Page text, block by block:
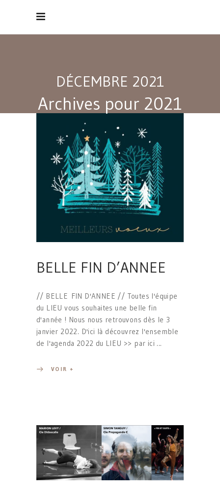
DÉCEMBRE 2021
Archives pour 2021
BELLE FIN D’ANNEE
// BELLE FIN D'ANNEE // Toutes l'équipe
du LIEU vous souhaites une belle fin
d'année ! Nous nous retrouvons dès le 3
janvier 2022. D'ici là découvrez l'ensemble
de l'agenda 2022 du LIEU >> par ici
VOIR +